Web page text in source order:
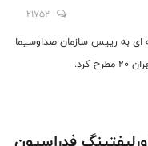
21752
ای به رییس سازمان صداوسیما